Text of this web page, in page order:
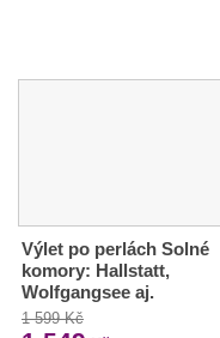
Výlet po perlách Solné
komory: Hallstatt,
Wolfgangsee aj.
1 599 Kč